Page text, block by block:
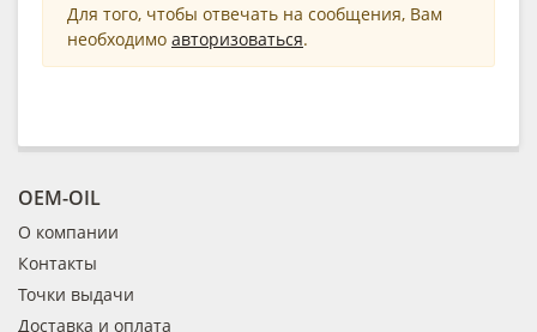
Для того, чтобы отвечать на сообщения, Вам
необходимо авторизоваться.
OEM-OIL
О компании
Контакты
Точки выдачи
Доставка и оплата